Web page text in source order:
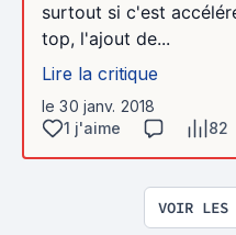
surtout si c'est
top, l'ajout de...
Lire la critique
le 30 janv. 2018
1 j'aime
82
VOIR LES